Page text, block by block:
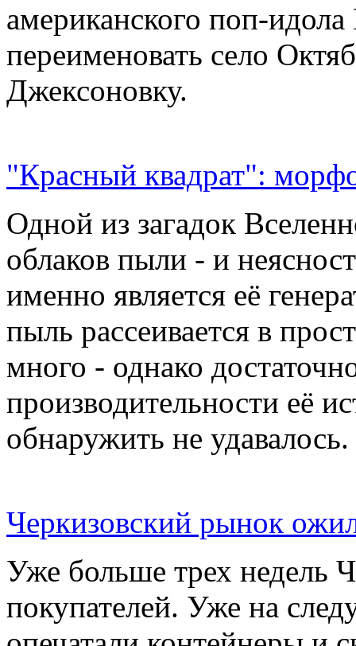
американского поп-
переименовать село
Джексоновку.
"Красный квадрат":
Одной из загадок
облаков пыли - и
именно является её
пыль рассеивается в
много - однако
производительности её
обнаружить не удавалось.
Черкизовский рынок
Уже больше трех недель
покупателей. Уже на